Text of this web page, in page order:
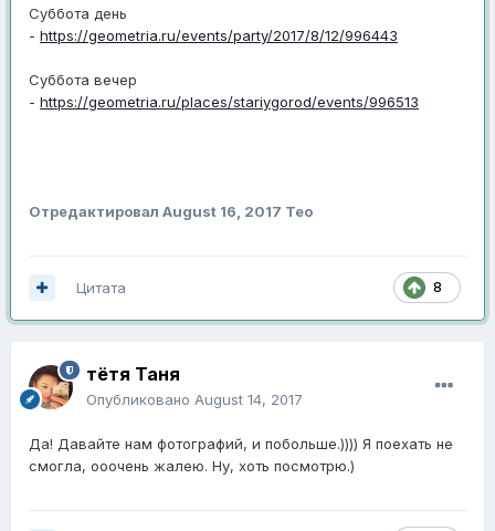
Суббота день
- https://geometria.ru/events/party/2017/8/12/996443
Суббота вечер
- https://geometria.ru/places/stariygorod/events/996513
Отредактировал August 16, 2017 Тео
8
Цитата
тётя Таня
Опубликовано August 14, 2017
Да! Давайте нам фотографий, и побольше.)))) Я поехать не
смогла, ооочень жалею. Ну, хоть посмотрю.)